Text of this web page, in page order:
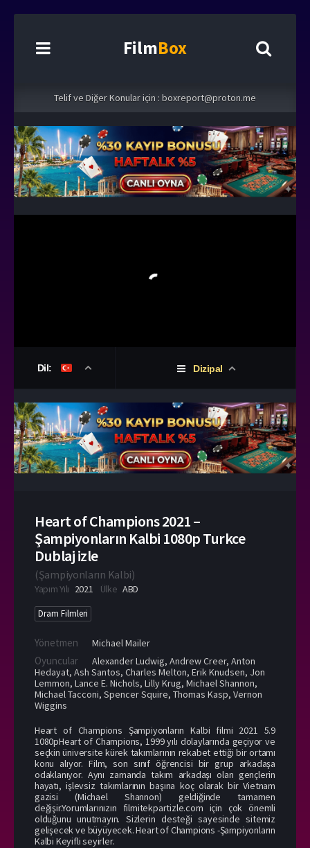
FilmBox
Telif ve Diğer Konular için : boxreport@proton.me
Dil: Dizipal
Heart of Champions 2021 –
Şampiyonların Kalbi 1080p Turkce
Dublaj izle
(Şampiyonların Kalbi)
Yapım Yılı 2021 Ülke ABD
Dram Filmleri
Yönetmen Michael Mailer
Oyuncular Alexander Ludwig, Andrew Creer, Anton
Hedayat, Ash Santos, Charles Melton, Erik Knudsen, Jon
Lemmon, Lance E. Nichols, Lilly Krug, Michael Shannon,
Michael Tacconi, Spencer Squire, Thomas Kasp, Vernon
Wiggins
Heart of Champions Şampiyonların Kalbi filmi 2021 5.9
1080pHeart of Champions, 1999 yılı dolaylarında geçiyor ve
seçkin üniversite kürek takımlarının rekabet ettiği bir ortamı
konu alıyor. Film, son sınıf öğrencisi bir grup arkadaşa
odaklanıyor. Aynı zamanda takım arkadaşı olan gençlerin
hayatı, işlevsiz takımlarının başına koç olarak bir Vietnam
gazisi (Michael Shannon) geldiğinde tamamen
değişir.Yorumlarınızın filmitekpartizle.com için çok önemli
olduğunu unutmayın. Sizlerin desteği sayesinde sitemiz
gelişecek ve büyüyecek. Heart of Champions -Şampiyonların
Kalbi Keyifli seyirler.